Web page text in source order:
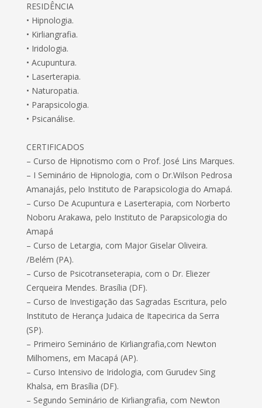
RESIDÊNCIA
• Hipnologia.
• Kirliangrafia.
• Iridologia.
• Acupuntura.
• Laserterapia.
• Naturopatia.
• Parapsicologia.
• Psicanálise.
CERTIFICADOS
– Curso de Hipnotismo com o Prof. José Lins Marques.
– I Seminário de Hipnologia, com o Dr.Wilson Pedrosa
Amanajás, pelo Instituto de Parapsicologia do Amapá.
– Curso De Acupuntura e Laserterapia, com Norberto
Noboru Arakawa, pelo Instituto de Parapsicologia do
Amapá
– Curso de Letargia, com Major Giselar Oliveira.
/Belém (PA).
– Curso de Psicotranseterapia, com o Dr. Eliezer
Cerqueira Mendes. Brasília (DF).
– Curso de Investigação das Sagradas Escritura, pelo
Instituto de Herança Judaica de Itapecirica da Serra
(SP).
– Primeiro Seminário de Kirliangrafia,com Newton
Milhomens, em Macapá (AP).
– Curso Intensivo de Iridologia, com Gurudev Sing
Khalsa, em Brasília (DF).
– Segundo Seminário de Kirliangrafia, com Newton